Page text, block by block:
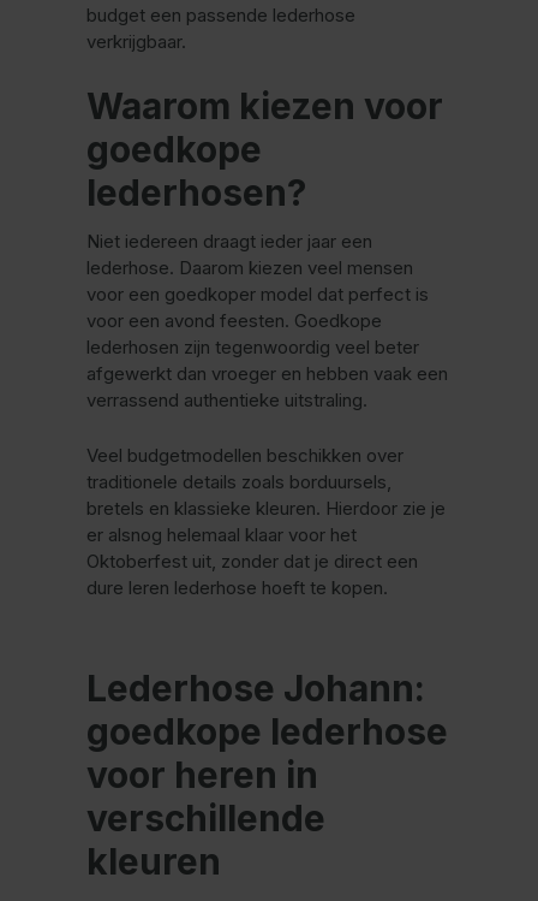
budget een passende lederhose
verkrijgbaar.
Waarom kiezen voor
goedkope
lederhosen?
Niet iedereen draagt ieder jaar een
lederhose. Daarom kiezen veel mensen
voor een goedkoper model dat perfect is
voor een avond feesten. Goedkope
lederhosen zijn tegenwoordig veel beter
afgewerkt dan vroeger en hebben vaak een
verrassend authentieke uitstraling.
Veel budgetmodellen beschikken over
traditionele details zoals borduursels,
bretels en klassieke kleuren. Hierdoor zie je
er alsnog helemaal klaar voor het
Oktoberfest uit, zonder dat je direct een
dure leren lederhose hoeft te kopen.
Lederhose Johann:
goedkope lederhose
voor heren in
verschillende
kleuren